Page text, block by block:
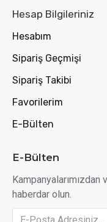
Hesap Bilgileriniz
Hesabım
Sipariş Geçmişi
Sipariş Takibi
Favorilerim
E-Bülten
E-Bülten
haberdar olun.